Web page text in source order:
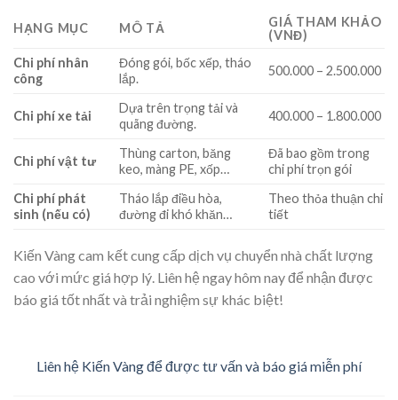
HẠNG MỤC MÔ TẢ
GIÁ THAM KHẢO
(VNĐ)
Chi phí nhân
công
Đóng gói, bốc xếp, tháo
lắp.
500.000 – 2.500.000
Chi phí xe tải
Dựa trên trọng tải và
quãng đường.
400.000 – 1.800.000
Chi phí vật tư
Thùng carton, băng
keo, màng PE, xốp…
Đã bao gồm trong
chi phí trọn gói
Chi phí phát
sinh (nếu có)
Tháo lắp điều hòa,
đường đi khó khăn…
Theo thỏa thuận chi
tiết
Kiến Vàng cam kết cung cấp dịch vụ chuyển nhà chất lượng
cao với mức giá hợp lý. Liên hệ ngay hôm nay để nhận được
báo giá tốt nhất và trải nghiệm sự khác biệt!
Liên hệ Kiến Vàng để được tư vấn và báo giá miễn phí